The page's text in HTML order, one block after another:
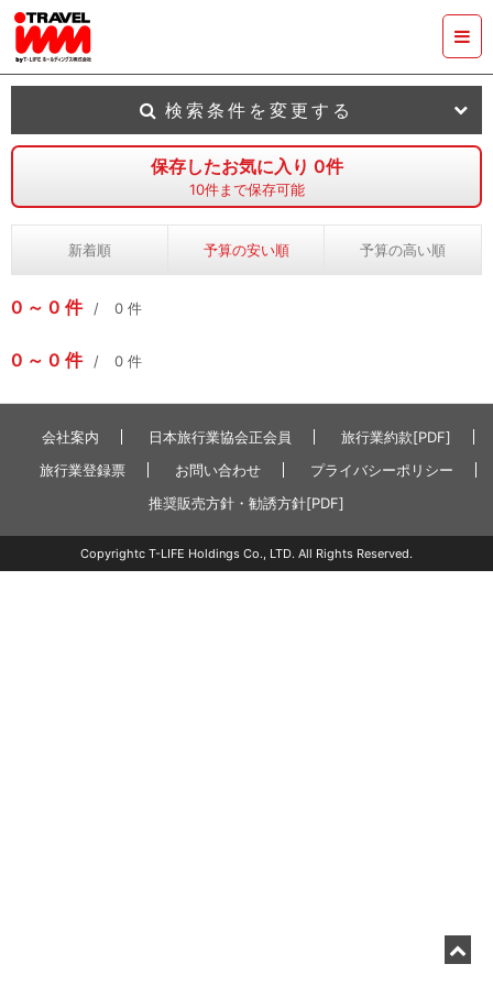
保存したお気に入り 0件
10件まで保存可能
新着順 予算の安い順 予算の高い順
0 0 件 0 件
0 0 件 0 件
検索条件を変更する
会社案内 日本旅行業協会正会員
旅行業約款[PDF]
旅行業登録票
お問い合わせ
プライバシーポリシー
推奨販売方針・勧誘方針[PDF]
Copyrightc T-LIFE Holdings Co., LTD. All Rights Reserved.